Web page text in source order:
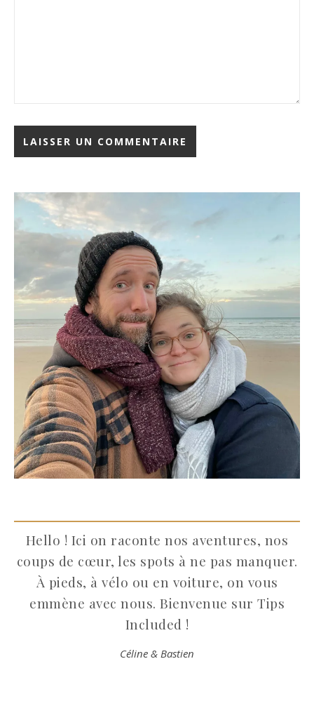
Hello ! Ici on raconte nos aventures, nos
coups de cœur, les spots à ne pas manquer.
À pieds, à vélo ou en voiture, on vous
emmène avec nous. Bienvenue sur Tips
Included !
Céline & Bastien